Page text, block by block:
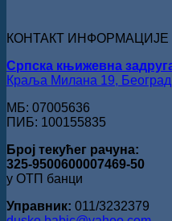
КОНТАКТ ИНФОРМАЦИЈЕ
Српска књижевна
Краља Милана 19, Београд
МБ: 07005636
ПИБ: 100155835
Број текућег рачуна:
325-9500600007469-50
у ОТП банци
Управник: 011/3232379